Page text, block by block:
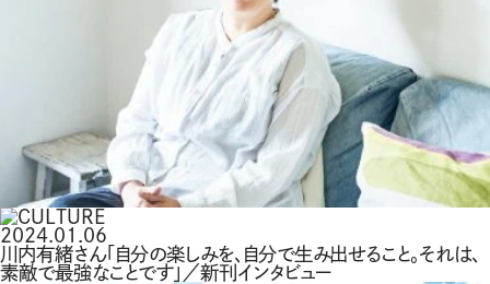
2024.01.06
川内有緒さん「自分の楽しみを、自分で生み出せること。それは、
素敵で最強なことです」／新刊インタビュー